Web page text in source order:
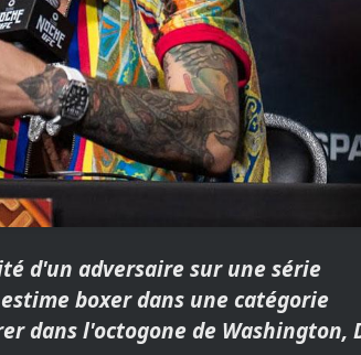
d'un adversaire sur une série
boxer dans une catégorie
dans l'octogone de Washington,